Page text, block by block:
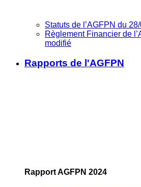
Statuts de l’AGFPN du
Règlement Financier de
modifié
Rapports de l'AGFPN
Rapport AGFPN 2024